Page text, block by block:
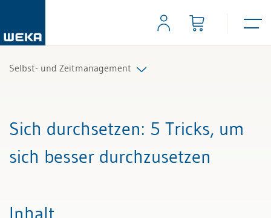
Selbst- und Zeitmanagement
Sich durchsetzen: 5 Tricks, um
sich besser durchzusetzen
Inhalt